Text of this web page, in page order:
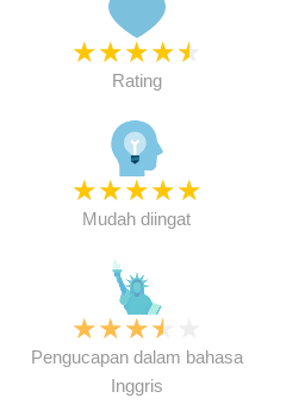
★★★★★
Rating
★★★★★
Mudah diingat
★★★★
Pengucapan dalam bahasa
Inggris